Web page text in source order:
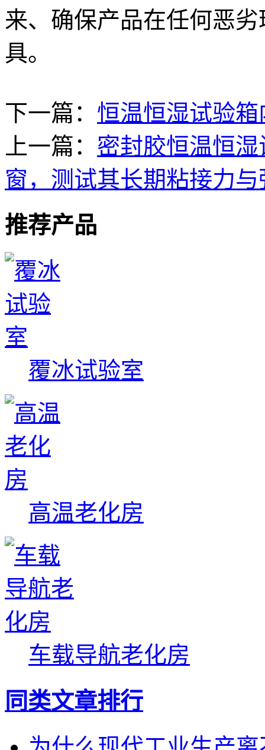
来、确保产品在任何恶
具。
下一篇： 恒温恒湿试验
上一篇： 密封胶恒温恒
窗，测试其长期粘接力与
推荐产品
覆冰试验室
高温老化房
车载导航老化房
同类文章排行